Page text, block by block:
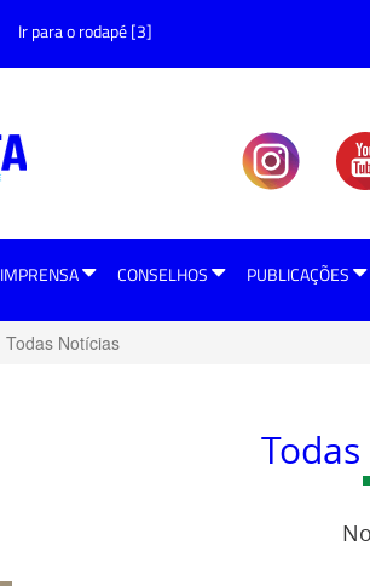
Ir para o rodapé [3]
IMPRENSA CONSELHOS PUBLICAÇÕES
Todas Notícias